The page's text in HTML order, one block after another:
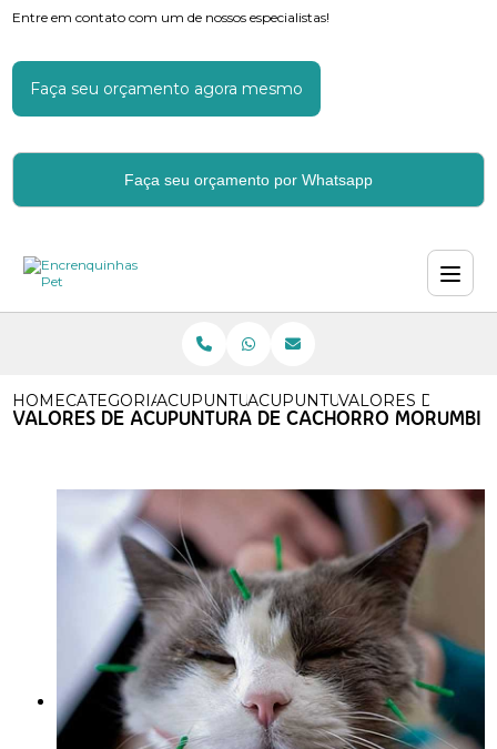
Entre em contato com um de nossos especialistas!
Faça seu orçamento agora mesmo
Faça seu orçamento por Whatsapp
HOMECATEGORIASACUPUNTURAACUPUNTURA PARA GATOS
VALORES DE
VALORES DE ACUPUNTURA DE CACHORRO MORUMBI